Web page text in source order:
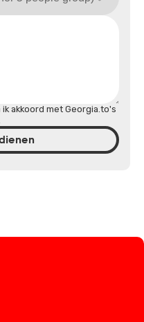
akkoord met Georgia.to's